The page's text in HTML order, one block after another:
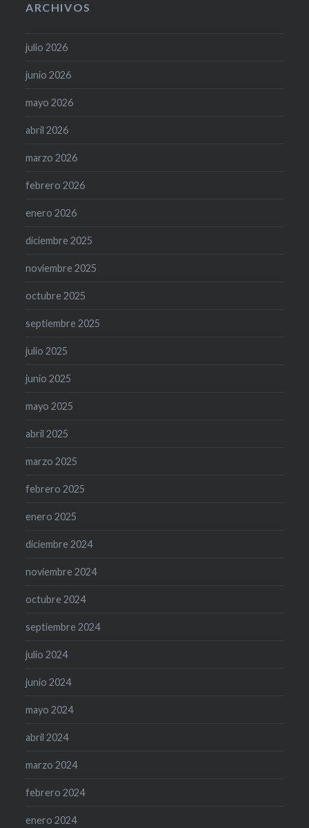
ARCHIVOS
julio 2026
junio 2026
mayo 2026
abril 2026
marzo 2026
febrero 2026
enero 2026
diciembre 2025
noviembre 2025
octubre 2025
septiembre 2025
julio 2025
junio 2025
mayo 2025
abril 2025
marzo 2025
febrero 2025
enero 2025
diciembre 2024
noviembre 2024
octubre 2024
septiembre 2024
julio 2024
junio 2024
mayo 2024
abril 2024
marzo 2024
febrero 2024
enero 2024